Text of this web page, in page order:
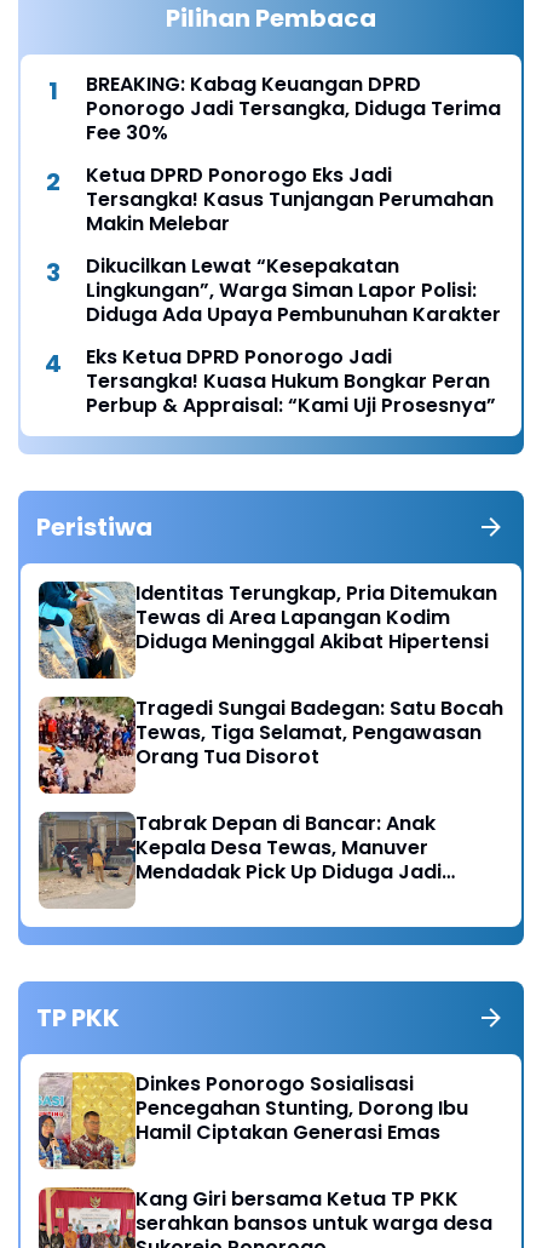
Pilihan Pembaca
BREAKING: Kabag Keuangan DPRD
Ponorogo Jadi Tersangka, Diduga Terima
Fee 30%
Ketua DPRD Ponorogo Eks Jadi
Tersangka! Kasus Tunjangan Perumahan
Makin Melebar
Dikucilkan Lewat “Kesepakatan
Lingkungan”, Warga Siman Lapor Polisi:
Diduga Ada Upaya Pembunuhan Karakter
Eks Ketua DPRD Ponorogo Jadi
Tersangka! Kuasa Hukum Bongkar Peran
Perbup & Appraisal: “Kami Uji Prosesnya”
Peristiwa
Identitas Terungkap, Pria Ditemukan
Tewas di Area Lapangan Kodim
Diduga Meninggal Akibat Hipertensi
Tragedi Sungai Badegan: Satu Bocah
Tewas, Tiga Selamat, Pengawasan
Orang Tua Disorot
Tabrak Depan di Bancar: Anak
Kepala Desa Tewas, Manuver
Mendadak Pick Up Diduga Jadi
TP PKK
Dinkes Ponorogo Sosialisasi
Pencegahan Stunting, Dorong Ibu
Hamil Ciptakan Generasi Emas
Kang Giri bersama Ketua TP PKK
serahkan bansos untuk warga desa